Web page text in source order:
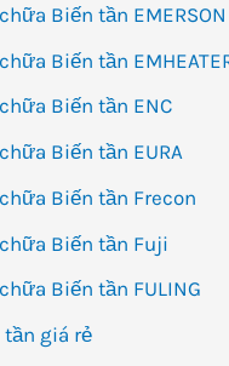
Biến tần EMERSON
Biến tần
Biến tần ENC
Biến tần EURA
Biến tần Frecon
Biến tần Fuji
Biến tần FULING
tần giá rẻ